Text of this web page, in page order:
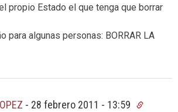
propio Estado el que tenga que borrar
para algunas personas: BORRAR LA
- 28 febrero 2011 - 13:59